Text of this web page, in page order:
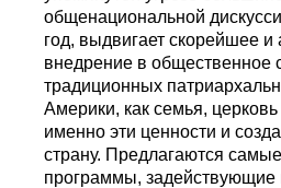
общенациональной
год, выдвигает скорейшее
внедрение в общественное
традиционных
Америки, как семья,
именно эти ценности и
страну. Предлагаются
программы, задействующие